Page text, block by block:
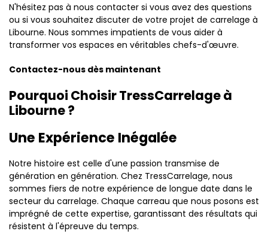
N'hésitez pas à nous contacter si vous avez des questions
ou si vous souhaitez discuter de votre projet de carrelage à
Libourne. Nous sommes impatients de vous aider à
transformer vos espaces en véritables chefs-d'œuvre.
Contactez-nous dès maintenant
Pourquoi Choisir TressCarrelage à
Libourne ?
Une Expérience Inégalée
Notre histoire est celle d'une passion transmise de
génération en génération. Chez TressCarrelage, nous
sommes fiers de notre expérience de longue date dans le
secteur du carrelage. Chaque carreau que nous posons est
imprégné de cette expertise, garantissant des résultats qui
résistent à l'épreuve du temps.